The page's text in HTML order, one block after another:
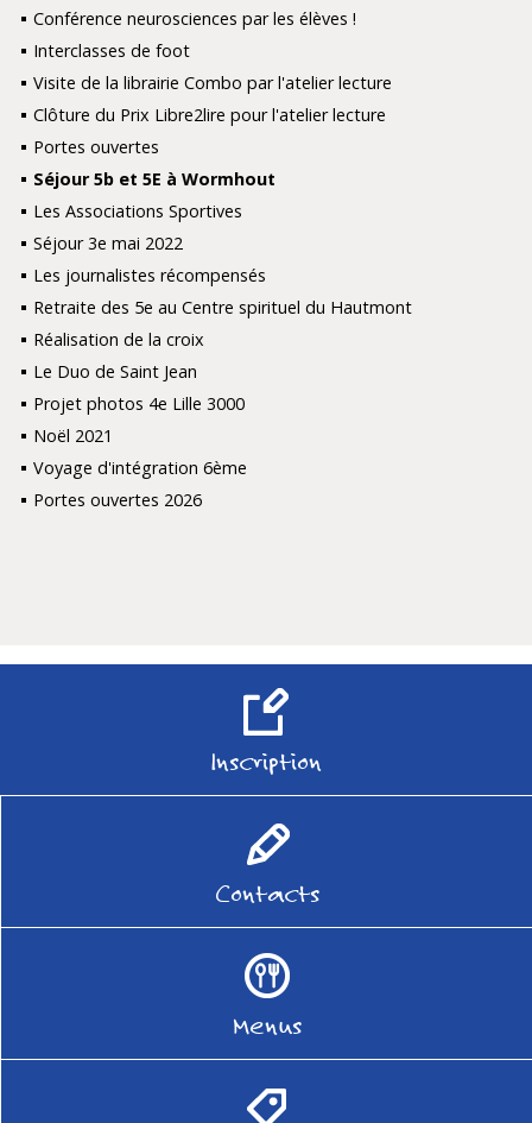
Conférence neurosciences par les élèves !
Interclasses de foot
Visite de la librairie Combo par l'atelier lecture
Clôture du Prix Libre2lire pour l'atelier lecture
Portes ouvertes
Séjour 5b et 5E à Wormhout
Les Associations Sportives
Séjour 3e mai 2022
Les journalistes récompensés
Retraite des 5e au Centre spirituel du Hautmont
Réalisation de la croix
Le Duo de Saint Jean
Projet photos 4e Lille 3000
Noël 2021
Voyage d'intégration 6ème
Portes ouvertes 2026
Inscription
Contacts
Menus